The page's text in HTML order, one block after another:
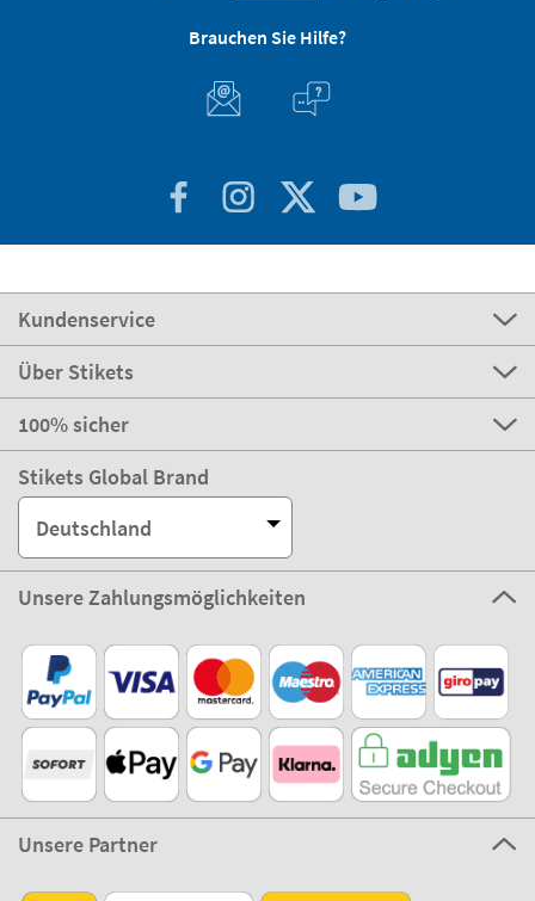
Brauchen Sie Hilfe?
Kundenservice
Über Stikets
100% sicher
Stikets Global Brand
Deutschland
Unsere Zahlungsmöglichkeiten
Unsere Partner